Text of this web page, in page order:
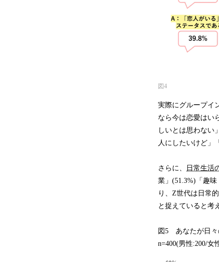
図4
実際にグループイ
なら今は恋愛はい
しいとは思わない
人にしたいけど」
さらに、 日常生活
業」(51.3%)「趣
り、Z世代は日常
と捉えていると考
図5 あなたが日々
n=400(男性:200/女